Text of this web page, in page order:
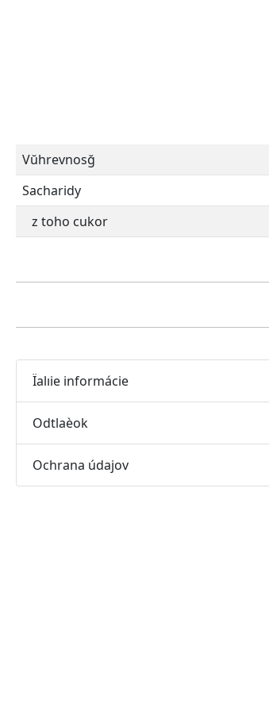
Vŭhrevnosğ
Sacharidy
z toho cukor
Ïalıie informácie
Odtlaèok
Ochrana údajov